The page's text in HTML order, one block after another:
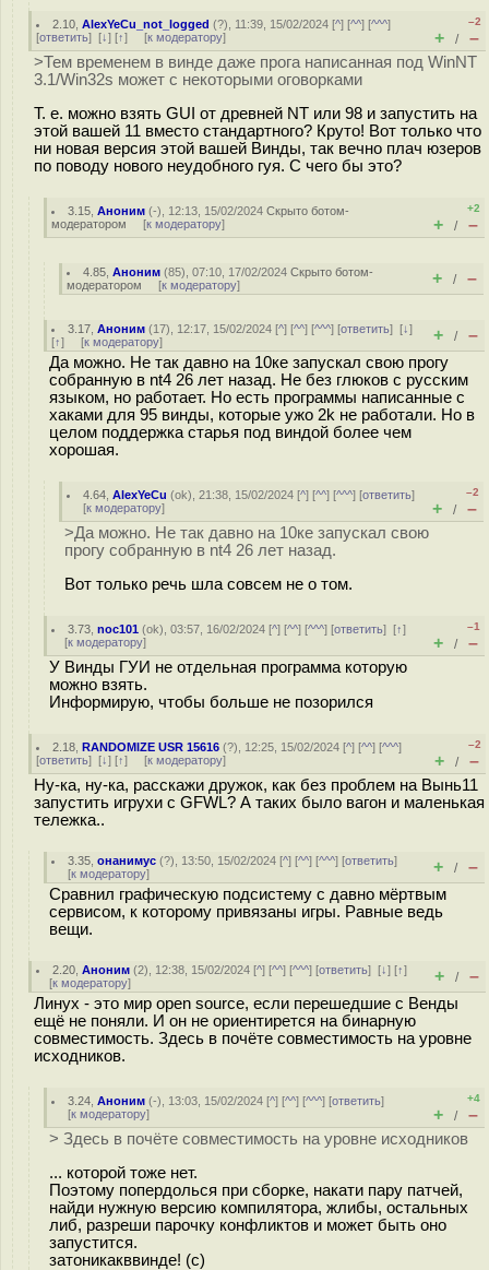
2.10 ,AlexYeCu_not_logged (?), 11:39, 15/02/2024 [^] [^^] [^^^]
[ответить] [↓] [↑] [к модератору]
–2
+ / –
>Тем временем в винде даже прога написанная под WinNT
3.1/Win32s может с некоторыми оговорками
Т. е. можно взять GUI от древней NT или 98 и запустить на
этой вашей 11 вместо стандартного? Круто! Вот только что
ни новая версия этой вашей Винды, так вечно плач юзеров
по поводу нового неудобного гуя. С чего бы это?
3.15 ,Аноним (-), 12:13, 15/02/2024Скрыто ботом-
модератором [к модератору]
+2
+ / –
4.85 ,Аноним (85), 07:10, 17/02/2024Скрыто ботом-
модератором [к модератору] + / –
3.17 ,Аноним (17), 12:17, 15/02/2024 [^] [^^] [^^^] [ответить][↓]
[↑] [к модератору] + / –
Да можно. Не так давно на 10ке запускал свою прогу
собранную в nt4 26 лет назад. Не без глюков с русским
языком, но работает. Но есть программы написанные с
хаками для 95 винды, которые ужо 2k не работали. Но в
целом поддержка старья под виндой более чем
хорошая.
4.64 ,AlexYeCu (ok), 21:38, 15/02/2024 [^] [^^] [^^^] [ответить]
[к модератору]
–2
+ / –
>Да можно. Не так давно на 10ке запускал свою
прогу собранную в nt4 26 лет назад.
Вот только речь шла совсем не о том.
3.73 ,noc101 (ok), 03:57, 16/02/2024 [^] [^^] [^^^] [ответить][↑]
[к модератору]
–1
+ / –
У Винды ГУИ не отдельная программа которую
можно взять.
Информирую, чтобы больше не позорился
2.18 ,RANDOMIZE USR 15616 (?), 12:25, 15/02/2024 [^] [^^] [^^^]
[ответить] [↓] [↑] [к модератору]
–2
+ / –
Ну-ка, ну-ка, расскажи дружок, как без проблем на Вынь11
запустить игрухи с GFWL? А таких было вагон и маленькая
тележка..
3.35 ,онанимус (?), 13:50, 15/02/2024 [^] [^^] [^^^] [ответить]
[к модератору] + / –
Сравнил графическую подсистему с давно мёртвым
сервисом, к которому привязаны игры. Равные ведь
вещи.
2.20 ,Аноним (2), 12:38, 15/02/2024 [^] [^^] [^^^] [ответить][↓] [↑]
[к модератору] + / –
Линух - это мир open source, если перешедшие с Венды
ещё не поняли. И он не ориентирется на бинарную
совместимость. Здесь в почёте совместимость на уровне
исходников.
3.24 ,Аноним (-), 13:03, 15/02/2024 [^] [^^] [^^^] [ответить]
[к модератору]
+4
+ / –
> Здесь в почёте совместимость на уровне исходников
... которой тоже нет.
Поэтому попердолься при сборке, накати пару патчей,
найди нужную версию компилятора, жлибы, остальных
либ, разреши парочку конфликтов и может быть оно
запустится.
затоникакввинде! (с)